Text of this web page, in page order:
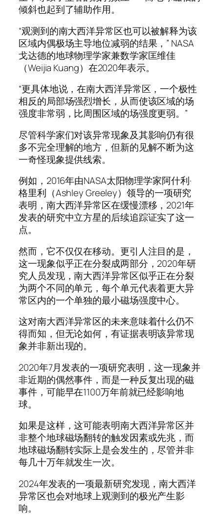
倾斜也起到了辅助作用。
“观测到的南大西洋异常区也可以被解释为该
区域内偶极场主导地位减弱的结果，” NASA
戈达德的地球物理学家兼数学家匡维佳
（Weijia Kuang）在2020年表示。
“更具体地说，在南大西洋异常区，一个极性
相反的局部场强烈增长，从而使该区域的场
强度非常弱，比周围区域的场强度更弱。”
尽管科学家们对该异常现象及其影响仍有很
多不完全理解的地方，但新的见解不断为这
一奇怪现象提供线索。
例如，2016年由NASA太阳物理学家阿什利·
格里利（Ashley Greeley）领导的一项研究
表明，南大西洋异常区在缓慢漂移，2021年
发表的研究中立方星的后续追踪证实了这一
点。
然而，它不仅仅在移动。更引人注目的是，
这一现象似乎正在分裂成两部分，2020年研
究人员发现，南大西洋异常区似乎正在分裂
为两个不同的单元，每个单元代表着更大异
常区内的一个单独的最小磁场强度中心。
这对南大西洋异常区的未来意味着什么仍不
得而知，但无论如何，有证据表明该异常现
象并非新出现的。
2020年7月发表的一项研究表明，这一现象并
非近期的偶然事件，而是一种反复出现的磁
事件，可能早在1100万年前就已经影响地
球。
如果是这样，这可能表明南大西洋异常区并
非整个地球磁场翻转的触发因素或先兆，而
地球磁场翻转实际上是会发生的，尽管并非
每几十万年就发生一次。
2024年发表的一项最新研究发现，南大西洋
异常区也会对地球上观测到的极光产生影
响。